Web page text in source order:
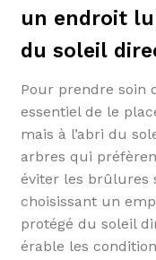
un endroit
du soleil
Pour prendre soin
essentiel de le
mais à l’abri du
arbres qui
éviter les brûlures
choisissant un
protégé du soleil
érable les